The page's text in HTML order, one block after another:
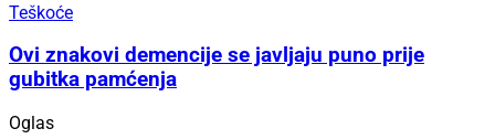
Teškoće
Ovi znakovi demencije se javljaju puno prije
gubitka pamćenja
Oglas